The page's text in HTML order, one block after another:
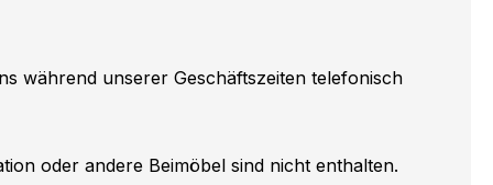
während unserer Geschäftszeiten telefonisch
oder andere Beimöbel sind nicht enthalten.